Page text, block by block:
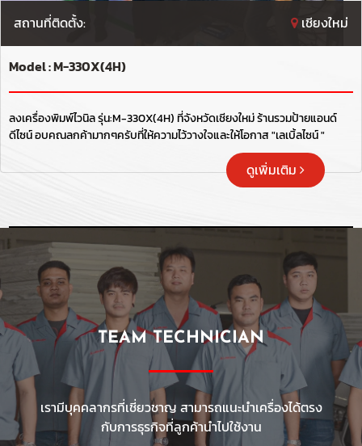
สถานที่ติดตั้ง: เชียงใหม่
Model : M-330X(4H)
ลงเครื่องพิมพ์ไวนิล รุ่น:M-330X(4H) ที่จังหวัดเชียงใหม่ ร้านรวมป้ายแอนด์
ดีไซน์ อบคุณลูกค้ามากๆครับที่ให้ความไว้วางใจและให้โอกาส "เลเบิ้ลไซน์ "
ดูเพิ่มเติม
TEAM TECHNICIAN
เรามีบุคคลากรที่เชี่ยวชาญ สามารถแนะนำเครื่องได้ตรง
กับการธุรกิจที่ลูกค้านำไปใช้งาน